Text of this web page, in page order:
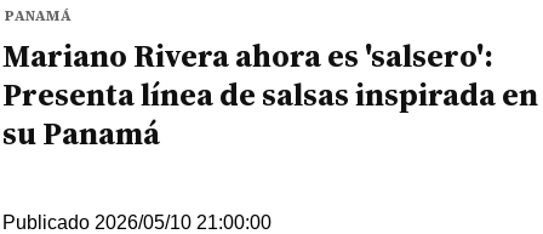
PANAMÁ
Mariano Rivera ahora es 'salsero':
Presenta línea de salsas inspirada en
su Panamá
Publicado 2026/05/10 21:00:00